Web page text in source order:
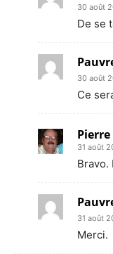
30 août
De se
30 août
Ce
Pierre
31 août
Bravo.
31 août
Merci.